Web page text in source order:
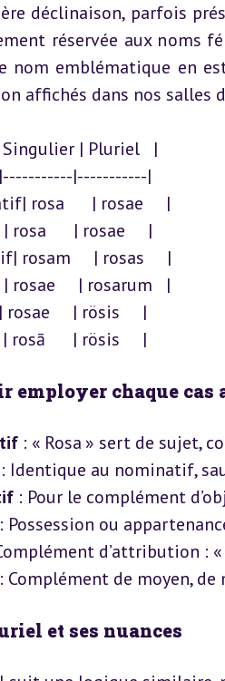
déclinaison, parfois
réservée aux noms
nom emblématique en
affichés dans nos salles
Singulier | Pluriel   |
|-----------|
rosa      | rosae     |
rosa      | rosae     |
rosam     | rosas     |
rosae     | rosarum   |
| rösis     |
rosā      | rösis     |
employer chaque
: « Rosa » sert de sujet,
: Identique au nominatif,
: Pour le complément
: Possession ou
d’attribution : «
: Complément de moyen, de
et ses nuances